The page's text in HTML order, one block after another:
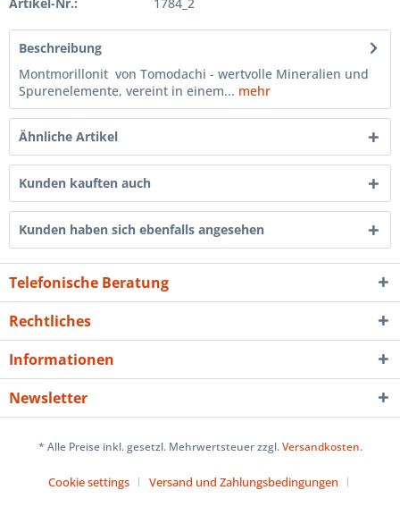
Beschreibung
Montmorillonit von Tomodachi - wertvolle Mineralien und
Spurenelemente, vereint in einem... mehr
Ähnliche Artikel
Kunden kauften auch
Kunden haben sich ebenfalls angesehen
Telefonische Beratung
Rechtliches
Informationen
Newsletter
* Alle Preise inkl. gesetzl. Mehrwertsteuer zzgl.Versandkosten.
Cookie settings
Versand und Zahlungsbedingungen